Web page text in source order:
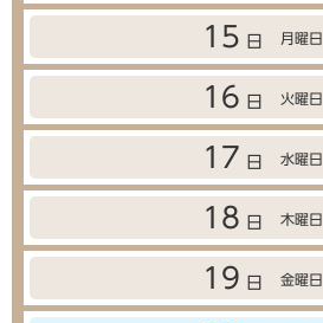
15 日 月曜日
16 日 火曜日
17 日 水曜日
18 日 木曜日
19 日 金曜日